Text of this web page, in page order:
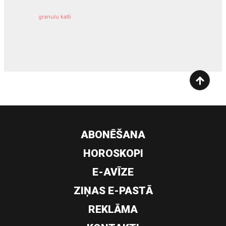
granulu katli
ABONĒŠANA
HOROSKOPI
E-AVĪZE
ZIŅAS E-PASTĀ
REKLĀMA